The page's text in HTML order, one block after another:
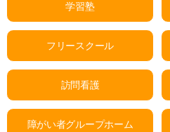
学習塾
フリースクール
訪問看護
障がい者グループホーム